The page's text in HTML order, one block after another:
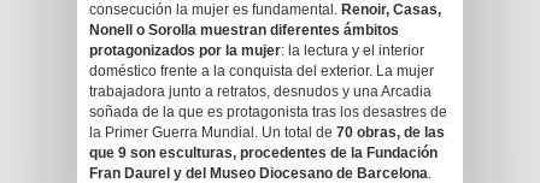
consecución la mujer es fundamental. Renoir, Casas,
Nonell o Sorolla muestran diferentes ámbitos
protagonizados por la mujer: la lectura y el interior
doméstico frente a la conquista del exterior. La mujer
trabajadora junto a retratos, desnudos y una Arcadia
soñada de la que es protagonista tras los desastres de
la Primer Guerra Mundial. Un total de 70 obras, de las
que 9 son esculturas, procedentes de la Fundación
Fran Daurel y del Museo Diocesano de Barcelona.